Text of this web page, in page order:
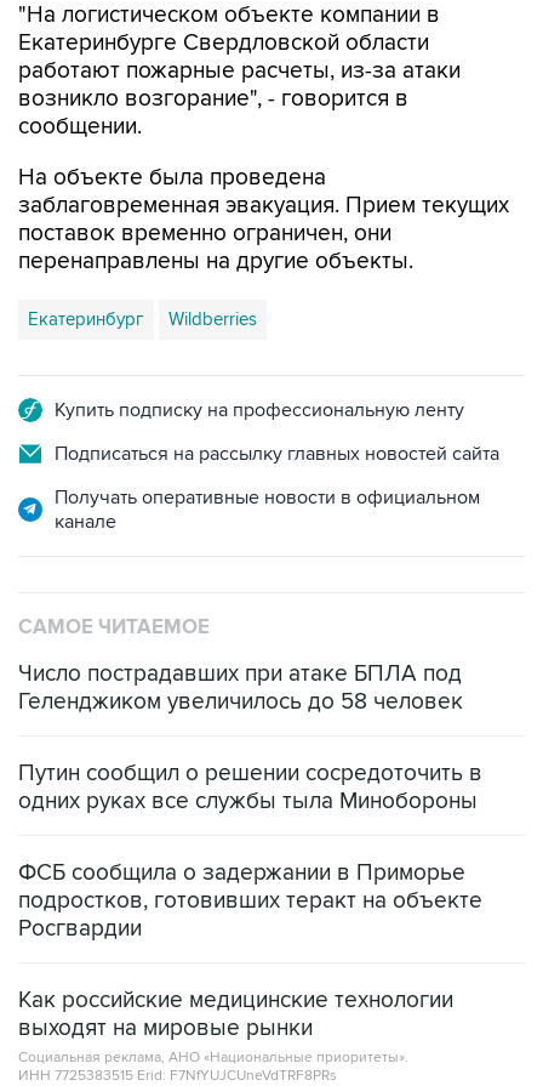
"На логистическом объекте компании в
Екатеринбурге Свердловской области
работают пожарные расчеты, из-за атаки
возникло возгорание", - говорится в
сообщении.
На объекте была проведена
заблаговременная эвакуация. Прием текущих
поставок временно ограничен, они
перенаправлены на другие объекты.
Екатеринбург Wildberries
Купить подписку на профессиональную ленту
Подписаться на рассылку главных новостей сайта
Получать оперативные новости в официальном
канале
САМОЕ ЧИТАЕМОЕ
Число пострадавших при атаке БПЛА под
Геленджиком увеличилось до 58 человек
Путин сообщил о решении сосредоточить в
одних руках все службы тыла Минобороны
ФСБ сообщила о задержании в Приморье
подростков, готовивших теракт на объекте
Росгвардии
Как российские медицинские технологии
выходят на мировые рынки
Социальная реклама, АНО «Национальные приоритеты».
ИНН 7725383515 Erid: F7NfYUJCUneVdTRF8PRs